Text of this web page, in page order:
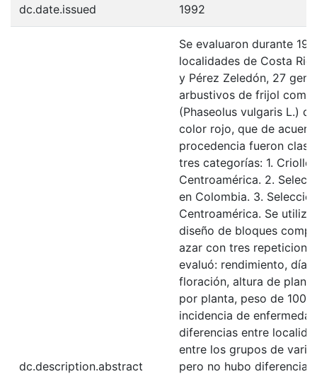
dc.date.issued 1992
dc.description.abstract
Se evaluaron durante
localidades de Costa
y Pérez Zeledón, 27
arbustivos de frijol
(Phaseolus vulgaris L.)
color rojo, que de
procedencia fueron
tres categorías: 1.
Centroamérica. 2.
en Colombia. 3.
Centroamérica. Se utilizó
diseño de bloques
azar con tres
evaluó: rendimiento, días
floración, altura de
por planta, peso de 100
incidencia de
diferencias entre
entre los grupos de
pero no hubo diferencia